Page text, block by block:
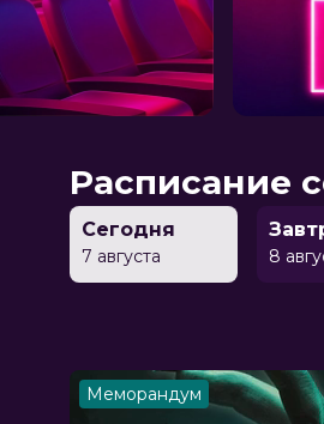
Расписание
Сегодня
7 августа 8
Меморандум